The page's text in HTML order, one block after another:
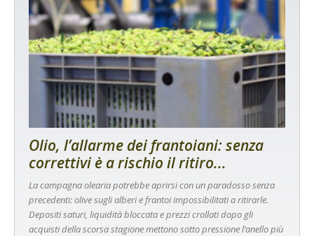
Olio, l’allarme dei frantoiani: senza
correttivi è a rischio il ritiro...
La campagna olearia potrebbe aprirsi con un paradosso senza
precedenti: olive sugli alberi e frantoi impossibilitati a ritirarle.
Depositi saturi, liquidità bloccata e prezzi crollati dopo gli
acquisti della scorsa stagione mettono sotto pressione l’anello più